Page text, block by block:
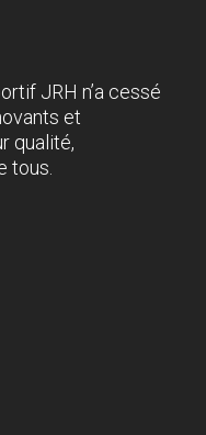
JRH n’a cessé
et
qualité,
tous.